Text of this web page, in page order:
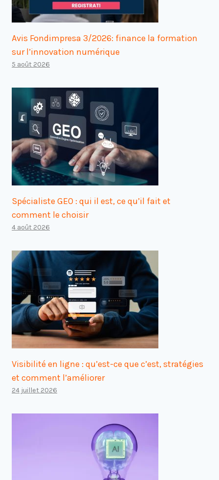
Avis Fondimpresa 3/2026: finance la formation
sur l’innovation numérique
5 août 2026
Spécialiste GEO : qui il est, ce qu’il fait et
comment le choisir
4 août 2026
Visibilité en ligne : qu’est-ce que c’est, stratégies
et comment l’améliorer
24 juillet 2026